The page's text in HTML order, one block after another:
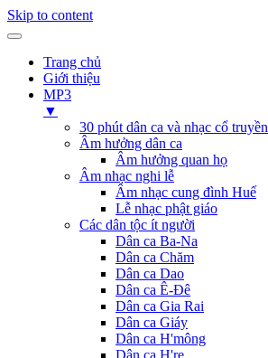
Skip to content
Trang chủ
Giới thiệu
MP3
▼
30 phút dân ca và nhạc cổ truyền
Âm hưởng dân ca
Âm hưởng quan họ
Âm nhạc nghi lễ
Âm nhạc cung đình Huế
Lễ nhạc phật giáo
Các dân tộc ít người
Dân ca Ba-Na
Dân ca Chăm
Dân ca Dao
Dân ca Ê-Đê
Dân ca Gia Rai
Dân ca Giáy
Dân ca H'mông
Dân ca H're